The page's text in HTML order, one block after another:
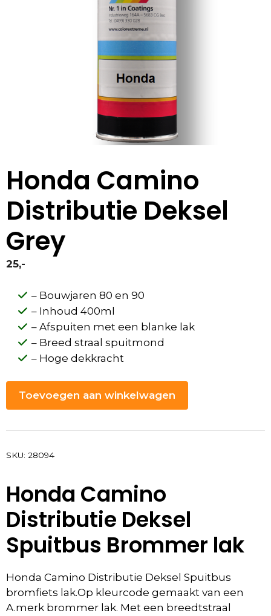
Honda Camino
Distributie Deksel
Grey
25,-
– Bouwjaren 80 en 90
– Inhoud 400ml
– Afspuiten met een blanke lak
– Breed straal spuitmond
– Hoge dekkracht
Toevoegen aan winkelwagen
SKU: 28094
Honda Camino
Distributie Deksel
Spuitbus Brommer lak
Honda Camino Distributie Deksel Spuitbus
bromfiets lak.Op kleurcode gemaakt van een
A.merk brommer lak. Met een breedtstraal